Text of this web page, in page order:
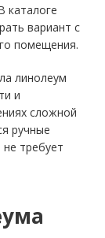
каталоге
вариант с
помещения.
линолеум
и
сложной
ручные
требует